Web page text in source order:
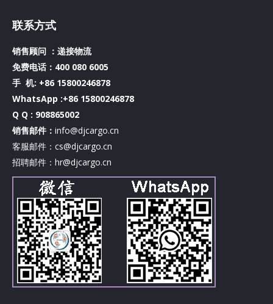
联系方式
销售顾问 ：递接物流
免费电话：400 080 6005
手 机: +86 15800246878
WhatsApp :+86 15800246878
Q Q : 908865002
销售邮件： info@djcargo.cn
客服邮件：cs@djcargo.cn
招聘邮件：hr@djcargo.cn